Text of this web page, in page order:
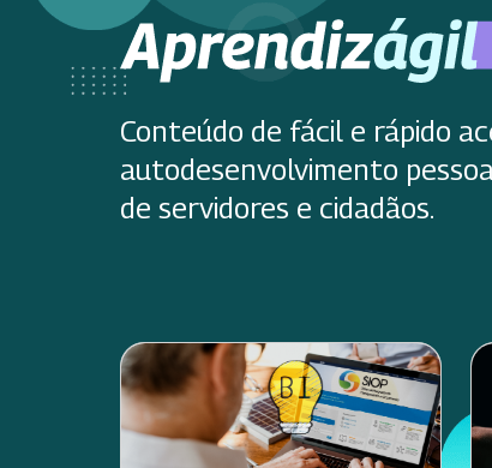
Conteúdo de fácil e rápido
autodesenvolvimento
de servidores e cidadãos.